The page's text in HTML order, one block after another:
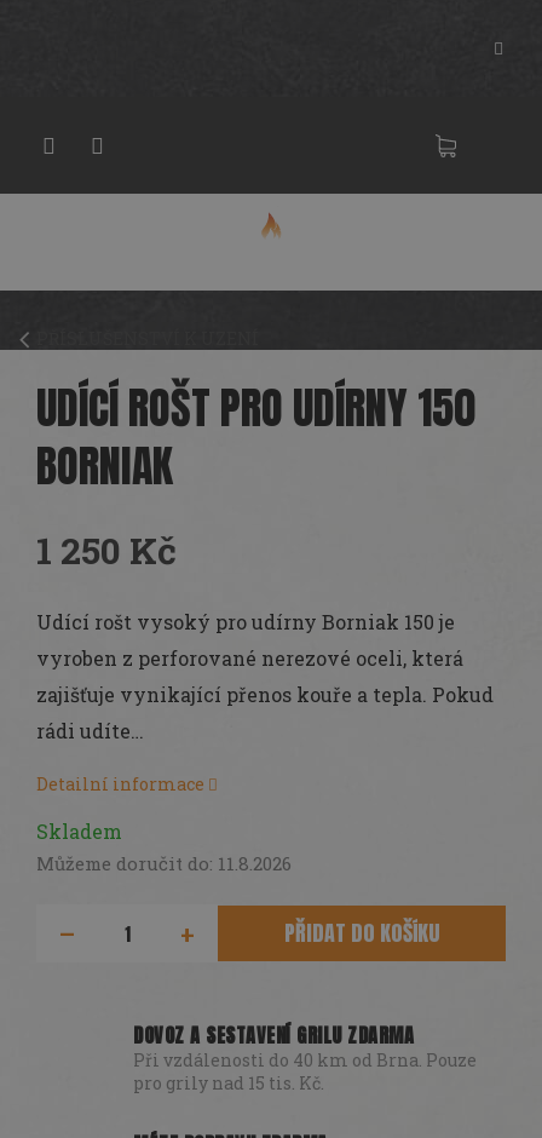
UDÍCÍ ROŠT PRO UDÍRNY 150
BORNIAK
1 250 Kč
cena:
Skladem
Můžeme doručit do: 11.8.2026
PŘIDAT DO KOŠÍKU
Udící rošt vysoký pro udírny Borniak 150 je
vyroben z perforované nerezové oceli, která
zajišťuje vynikající přenos kouře a tepla. Pokud
rádi udíte…
Detailní informace
DOVOZ A SESTAVENÍ GRILU ZDARMA
Při vzdálenosti do 40 km od Brna. Pouze
pro grily nad 15 tis. Kč.